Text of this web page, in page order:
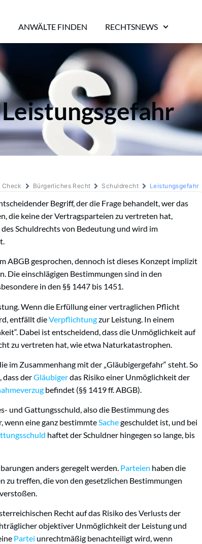
ANWÄLTE FINDEN RECHTSNEWS
Leistungsgefahr
Check Bürgerliches Recht Schuldrecht Leistungsgefahr
Begriff, der die Frage behandelt, wer das
die keine der Vertragsparteien zu vertreten hat,
Schuldrechts von Bedeutung und wird im
ABGB gesprochen, dennoch ist dieses Konzept implizit
Die einschlägigen Bestimmungen sind in den
in den §§ 1447 bis 1451.
Wenn die Erfüllung einer vertraglichen Pflicht
entfällt dieVerpflichtungzur Leistung. In einem
Dabei ist entscheidend, dass die Unmöglichkeit auf
zu vertreten hat, wie etwa Naturkatastrophen.
im Zusammenhang mit der „Gläubigergefahr“ steht. So
dass derGläubigerdas Risiko einer Unmöglichkeit der
befindet (§§ 1419 ff. ABGB).
und Gattungsschuld, also die Bestimmung des
wenn eine ganz bestimmteSachegeschuldet ist, und bei
haftet der Schuldner hingegen so lange, bis
anders geregelt werden. Parteien haben die
zu treffen, die von den gesetzlichen Bestimmungen
Recht auf das Risiko des Verlusts der
objektiver Unmöglichkeit der Leistung und
Partei unrechtmäßig benachteiligt wird, wenn